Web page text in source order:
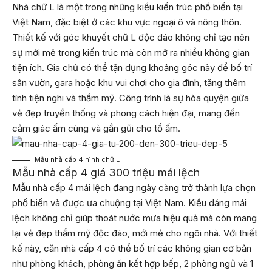
Nhà chữ L là một trong những kiểu kiến trúc phổ biến tại
Việt Nam, đặc biệt ở các khu vực ngoại ô và nông thôn.
Thiết kế với góc khuyết chữ L độc đáo không chỉ tạo nên
sự mới mẻ trong kiến trúc mà còn mở ra nhiều không gian
tiện ích. Gia chủ có thể tận dụng khoảng góc này để bố trí
sân vườn, gara hoặc khu vui chơi cho gia đình, tăng thêm
tính tiện nghi và thẩm mỹ. Công trình là sự hòa quyện giữa
vẻ đẹp truyền thống và phong cách hiện đại, mang đến
cảm giác ấm cúng và gần gũi cho tổ ấm.
Mẫu nhà cấp 4 hình chữ L
Mẫu nhà cấp 4 giá 300 triệu mái lệch
Mẫu nhà cấp 4 mái lệch đang ngày càng trở thành lựa chọn
phổ biến và được ưa chuộng tại Việt Nam. Kiểu dáng mái
lệch không chỉ giúp thoát nước mưa hiệu quả mà còn mang
lại vẻ đẹp thẩm mỹ độc đáo, mới mẻ cho ngôi nhà. Với thiết
kế này, căn nhà cấp 4 có thể bố trí các không gian cơ bản
như phòng khách, phòng ăn kết hợp bếp, 2 phòng ngủ và 1